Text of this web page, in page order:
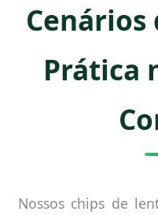
Cenários
Prática
Nossos chips de